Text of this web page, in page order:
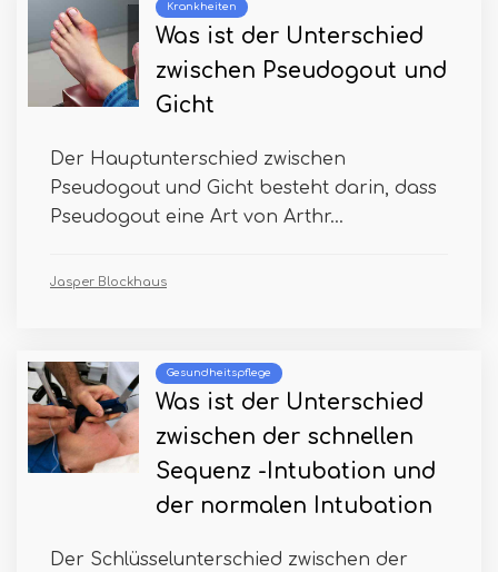
Krankheiten
Was ist der Unterschied
zwischen Pseudogout und
Gicht
Der Hauptunterschied zwischen
Pseudogout und Gicht besteht darin, dass
Pseudogout eine Art von Arthr...
Jasper Blockhaus
Gesundheitspflege
Was ist der Unterschied
zwischen der schnellen
Sequenz -Intubation und
der normalen Intubation
Der Schlüsselunterschied zwischen der